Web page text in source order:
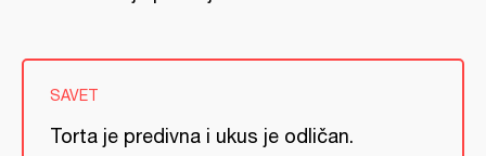
SAVET
Torta je predivna i ukus je odličan.